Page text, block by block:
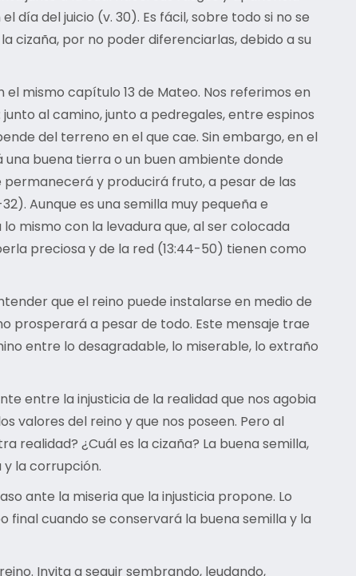
día del juicio (v. 30). Es fácil, sobre todo si no se
cizaña, por no poder diferenciarlas, debido a su
mismo capítulo 13 de Mateo. Nos referimos en
al camino, junto a pedregales, entre espinos
del terreno en el que cae. Sin embargo, en el
buena tierra o un buen ambiente donde
y producirá fruto, a pesar de las
Aunque es una semilla muy pequeña e
mismo con la levadura que, al ser colocada
preciosa y de la red (13:44-50) tienen como
que el reino puede instalarse en medio de
prosperará a pesar de todo. Este mensaje trae
entre lo desagradable, lo miserable, lo extraño
entre la injusticia de la realidad que nos agobia
valores del reino y que nos poseen. Pero al
realidad? ¿Cuál es la cizaña? La buena semilla,
y la corrupción.
ante la miseria que la injusticia propone. Lo
final cuando se conservará la buena semilla y la
Invita a seguir sembrando, leudando,